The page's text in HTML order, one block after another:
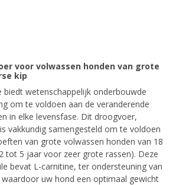
voor volwassen honden van grote
kip
biedt wetenschappelijk onderbouwde
om te voldoen aan de veranderende
in elke levensfase. Dit droogvoer,
vakkundig samengesteld om te voldoen
van grote volwassen honden van 18
tot 5 jaar voor zeer grote rassen). Deze
bevat L-carnitine, ter ondersteuning van
uw hond een optimaal gewicht